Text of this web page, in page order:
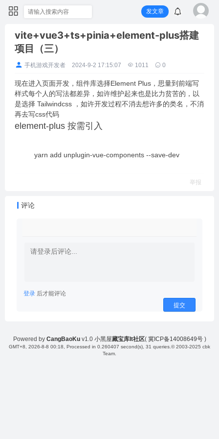
发文章
vite+vue3+ts+pinia+element-plus搭建
项目（三）
手机游戏开发者 2024-9-2 17:15:07 1011 0
现在进入页面开发，组件库选择Element Plus，思量到前端写
样式每个人的写法都差异，如许维护起来也是比力贫苦的，以
是选择 Tailwindcss ，如许开发过程不消去想许多的类名，不消
再去写css代码
element-plus 按需引入
yarn add unplugin-vue-components --save-dev
举报
评论
登录 后才能评论
提交
Powered by CangBaoKu v1.0 小黑屋藏宝库It社区( 冀ICP备14008649号)
GMT+8, 2026-8-8 00:18 , Processed in 0.260407 second(s), 31 queries. © 2003-2025 cbk
Team.